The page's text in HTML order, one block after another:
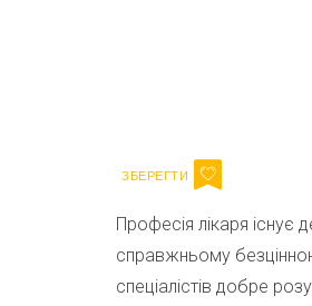
Професія лікаря існує
справжньому
спеціалістів добре